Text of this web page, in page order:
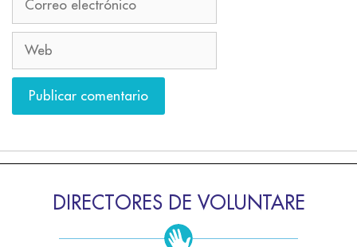
DIRECTORES DE VOLUNTARE